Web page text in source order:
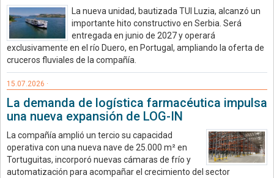
La nueva unidad, bautizada TUI Luzia, alcanzó un
importante hito constructivo en Serbia. Será
entregada en junio de 2027 y operará
exclusivamente en el río Duero, en Portugal, ampliando la oferta de
cruceros fluviales de la compañía.
15.07.2026 ·
La demanda de logística farmacéutica impulsa
una nueva expansión de LOG-IN
La compañía amplió un tercio su capacidad
operativa con una nueva nave de 25.000 m² en
Tortuguitas, incorporó nuevas cámaras de frío y
automatización para acompañar el crecimiento del sector